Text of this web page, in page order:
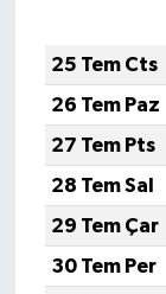
25 Tem Cts
26 Tem Paz
27 Tem Pts
28 Tem Sal
29 Tem Çar
30 Tem Per